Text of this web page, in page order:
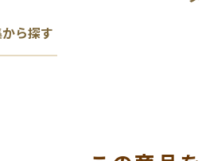
ら探す